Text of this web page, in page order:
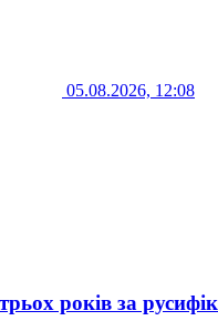
05.08.2026, 12:08
років за